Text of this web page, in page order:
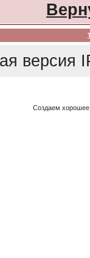
версия
Создаем